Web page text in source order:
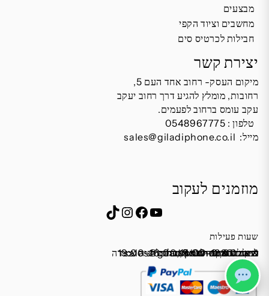
מבצעים
מחשבים וציוד הקפי
חבילות לכרטיס סים
יצירת קשר
מיקום העסק- רחוב אחד העם 5,
רחובות, מומלץ להגיע דרך רחוב יעקב
עקב עומס ברחוב לפעמים.
טלפון : 0548967775
מייל: sales@giladiphone.co.il
מוזמנים לעקוב
YouTube
Facebook
Instagram
TikTok
שעות פעילות
כתובת: אחד העם 5, רחובות
א׳-ה׳ 19:00-16:00,14:00-9:30
שישי 9:00-13:00
שבת סגור
מייל:sales@giladiphone.co.il
מיקום חנייה: יש אפשרות לחניה צמודה
לחנות התקשרו ואדאג לזה.
*נא להתקשר לפני הגעה